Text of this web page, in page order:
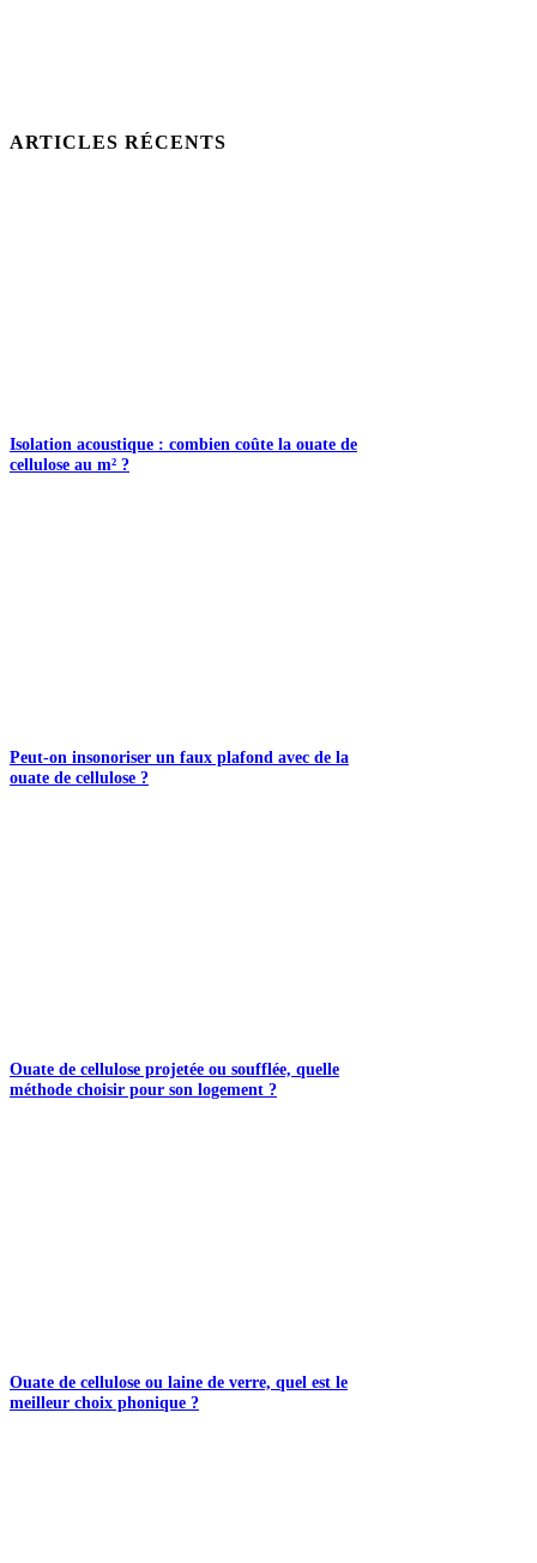
ARTICLES RÉCENTS
Isolation acoustique : combien coûte la ouate de
cellulose au m² ?
Peut-on insonoriser un faux plafond avec de la
ouate de cellulose ?
Ouate de cellulose projetée ou soufflée, quelle
méthode choisir pour son logement ?
Ouate de cellulose ou laine de verre, quel est le
meilleur choix phonique ?